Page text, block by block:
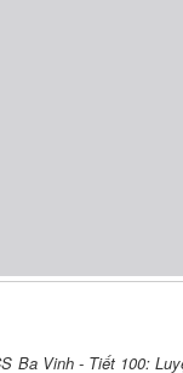
Ba Vinh - Tiết 100: